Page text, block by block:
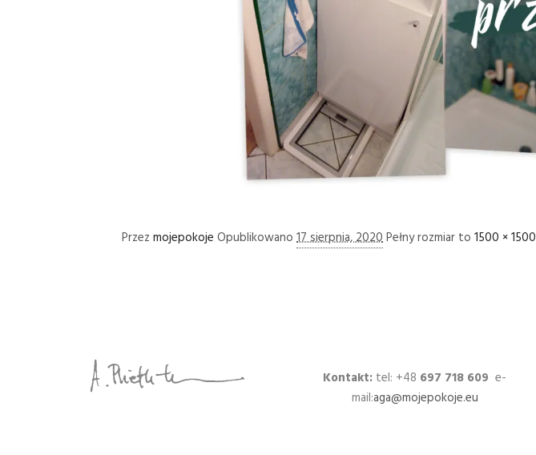
Przez mojepokoje Opublikowano 17 sierpnia, 2020Pełny rozmiar to 1500 × 1500
Kontakt: tel: +48 697 718 609 e-
mail:aga@mojepokoje.eu